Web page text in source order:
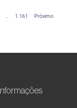
… 1.161 Próximo